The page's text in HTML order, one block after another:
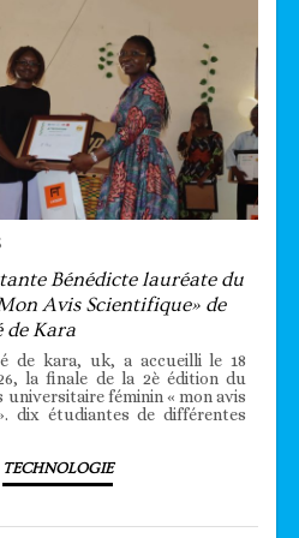
Bénédicte lauréate du
Avis Scientifique» de
de Kara
de kara, uk, a accueilli le 18
la finale de la 2è édition du
universitaire féminin « mon avis
dix étudiantes de différentes
TECHNOLOGIE